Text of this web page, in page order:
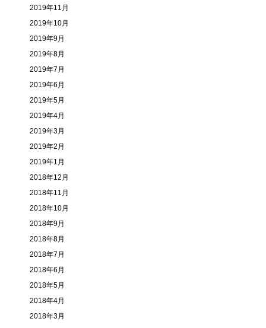
2019年11月
2019年10月
2019年9月
2019年8月
2019年7月
2019年6月
2019年5月
2019年4月
2019年3月
2019年2月
2019年1月
2018年12月
2018年11月
2018年10月
2018年9月
2018年8月
2018年7月
2018年6月
2018年5月
2018年4月
2018年3月